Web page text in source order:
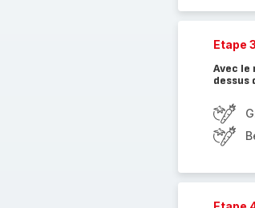
Etape 3
Avec le
dessus